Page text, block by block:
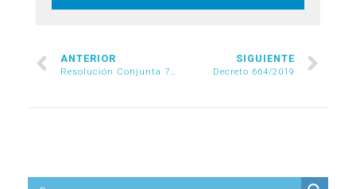
ANTERIOR
Resolución Conjunta 76/2019
SIGUIENTE
Decreto 664/2019